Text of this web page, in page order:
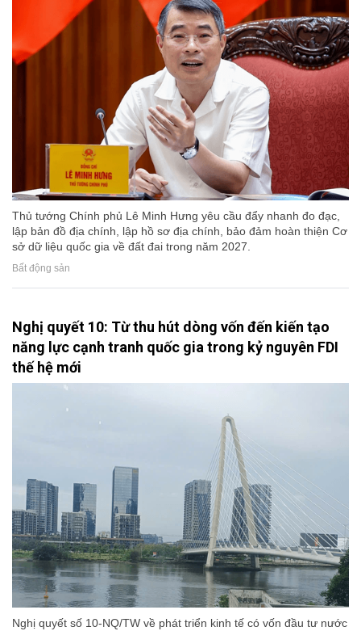
Thủ tướng Chính phủ Lê Minh Hưng yêu cầu đẩy nhanh đo đạc,
lập bản đồ địa chính, lập hồ sơ địa chính, bảo đảm hoàn thiện Cơ
sở dữ liệu quốc gia về đất đai trong năm 2027.
Bất động sản
Nghị quyết 10: Từ thu hút dòng vốn đến kiến tạo
năng lực cạnh tranh quốc gia trong kỷ nguyên FDI
thế hệ mới
Nghị quyết số 10-NQ/TW về phát triển kinh tế có vốn đầu tư nước